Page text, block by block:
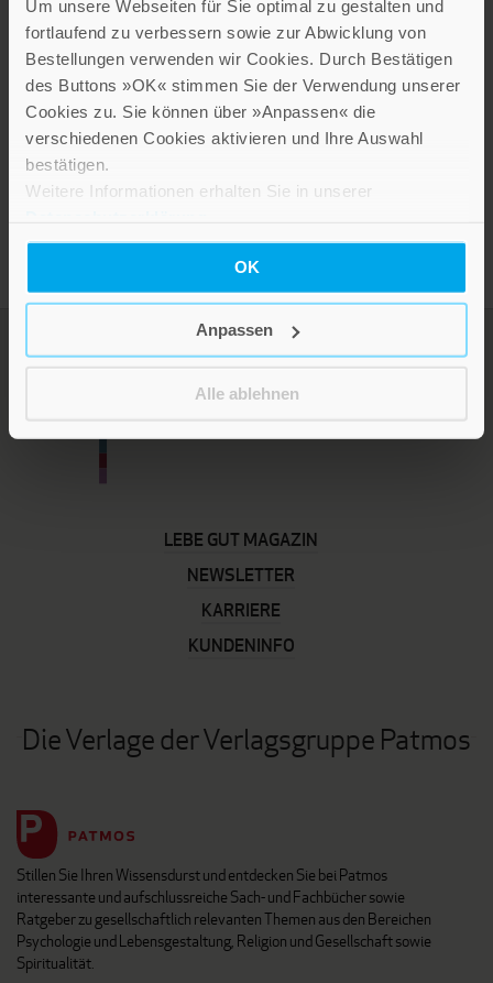
Um unsere Webseiten für Sie optimal zu gestalten und
fortlaufend zu verbessern sowie zur Abwicklung von
Bestellungen verwenden wir Cookies. Durch Bestätigen
des Buttons »OK« stimmen Sie der Verwendung unserer
Cookies zu. Sie können über »Anpassen« die
verschiedenen Cookies aktivieren und Ihre Auswahl
bestätigen.
Weitere Informationen erhalten Sie in unserer
OK
Anpassen
Alle ablehnen
Auseinandersetzungen seines Lebens etwas
Exemplarisches durchlitten und erstritten, das
unwiderleglich und kostbar ist: das Recht und die
Rechtfertigung, ein Individuum zu sein.«
Eugen Dewermann
LEBE GUT MAGAZIN
NEWSLETTER
KARRIERE
KUNDENINFO
Die Verlage der Verlagsgruppe Patmos
Stillen Sie Ihren Wissensdurst und entdecken Sie bei Patmos
interessante und aufschlussreiche Sach- und Fachbücher sowie
Ratgeber zu gesellschaftlich relevanten Themen aus den Bereichen
Psychologie und Lebensgestaltung, Religion und Gesellschaft sowie
Spiritualität.